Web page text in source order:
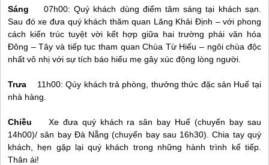
Sáng07h00: Quý khách dùng điểm tâm sáng tại khách sạn.
Sau đó xe đưa quý khách thăm quan Lăng Khải Định – với phong
cách kiến trúc tuyệt vời kết hợp giữa hai trường phái văn hóa
Đông – Tây và tiếp tục tham quan Chùa Từ Hiếu – ngôi chùa độc
nhất vô nhị với sự tích báo hiếu mẹ gây xúc động lòng người.
Trưa 11h00: Qúy khách trả phòng, thưởng thức đặc sản Huế tại
nhà hàng.
Chiều Xe đưa quý khách ra sân bay Huế (chuyến bay sau
14h00)/ sân bay Đà Nẵng (chuyến bay sau 16h30). Chia tay quý
khách, hẹn gặp lại quý khách trong những hành trình kế tiếp.
Thân ái!